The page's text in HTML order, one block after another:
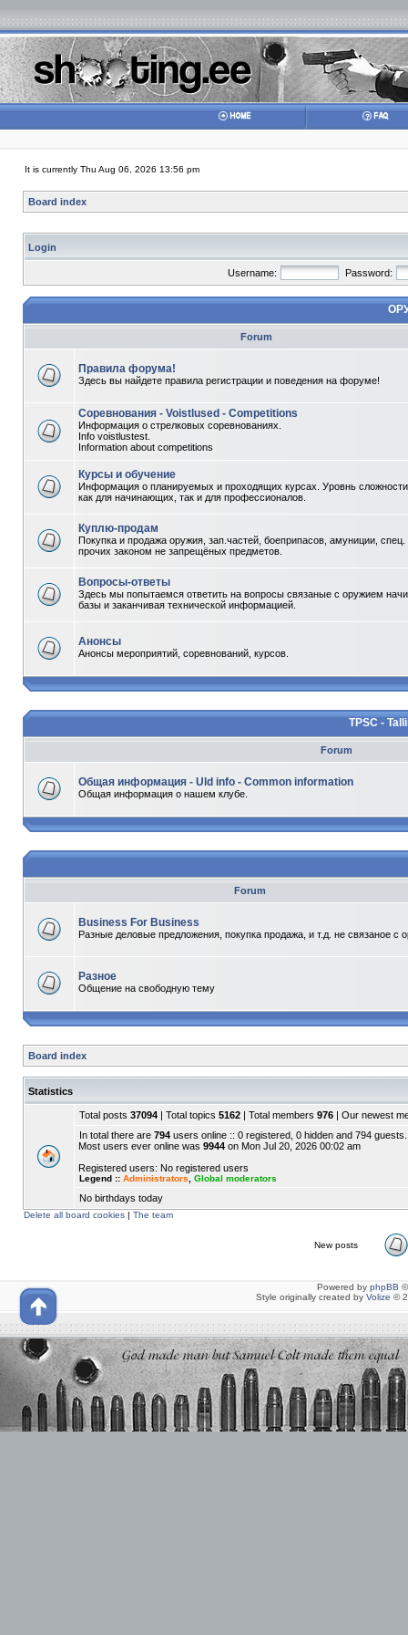
It is currently Thu Aug 06, 2026 13:56 pm
Board index
Login
Username: Password:
Forum
Правила форума!
Здесь вы найдете правила регистрации и поведения на форуме!
Соревнования - Voistlused - Competitions
Информация о стрелковых соревнованиях.
Info voistlustest.
Information about competitions
Курсы и обучение
Информация о планируемых и проходящих курсах. Уровнь
как для начинающих, так и для профессионалов.
Куплю-продам
Покупка и продажа оружия, зап.частей, боеприпасов, амуниции, спец.
прочих законом не запрещёных предметов.
Вопросы-ответы
Здесь мы попытаемся ответить на вопросы связаные с оружием
базы и заканчивая технической информацией.
Анонсы
Анонсы мероприятий, соревнований, курсов.
TPSC -
Forum
Общая информация - Uld info - Common information
Общая информация о нашем клубе.
Forum
Business For Business
Разные деловые предложения, покупка продажа, и т.д. не связаное с
Разное
Общение на свободную тему
Board index
Statistics
Total posts 37094 | Total topics 5162 | Total members 976 | Our newest
In total there are 794 users online :: 0 registered, 0 hidden and 794 guests.
Most users ever online was 9944 on Mon Jul 20, 2026 00:02 am
Registered users: No registered users
Legend :: Administrators Global moderators
No birthdays today
Delete all board cookies | The team
New posts
Powered by phpBB
Style originally created by Volize ©